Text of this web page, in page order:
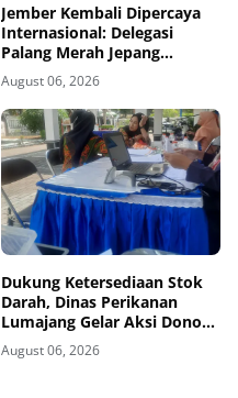
Jember Kembali Dipercaya
Internasional: Delegasi
Palang Merah Jepang
Perkuat Kesiapsiagaan
Bencana di Kawasan Pesisir
dan Sekolah
August 06, 2026
Dukung Ketersediaan Stok
Darah, Dinas Perikanan
Lumajang Gelar Aksi Donor
Darah
August 06, 2026